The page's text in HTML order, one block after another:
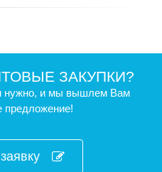
ЗАКУПКИ?
нужно, и мы вышлем Вам
предложение!